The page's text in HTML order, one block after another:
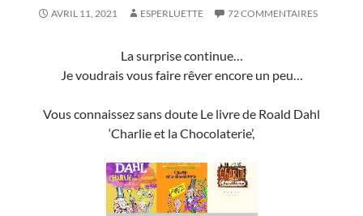
AVRIL 11, 2021 ESPERLUETTE 72 COMMENTAIRES
La surprise continue…
Je voudrais vous faire rêver encore un peu…
Vous connaissez sans doute Le livre de Roald Dahl
‘Charlie et la Chocolaterie’,